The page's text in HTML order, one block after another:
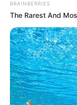
BRAINBERRIES
The Rarest And